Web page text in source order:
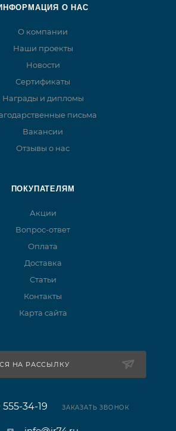
О НАС
О компании
Наши проекты
Новости
Сертификаты
Награды и дипломы
письма
Вакансии
Отзывы о нас
ПОКУПАТЕЛЯМ
Акции
Вопрос-ответ
Оплата
Доставка
Статьи
Контакты
Карта сайта
НА РАССЫЛКУ
34-19 ЗАКАЗАТЬ ЗВОНОК